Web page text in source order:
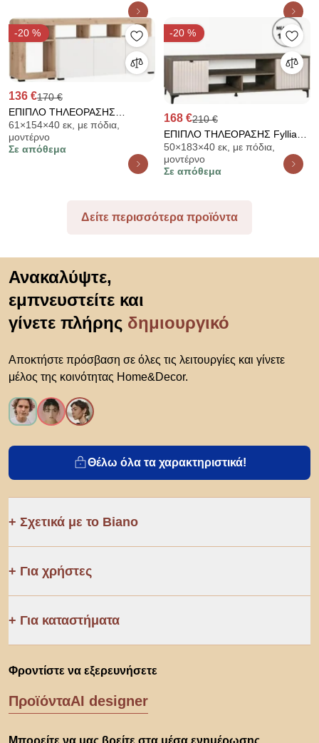
-20 %
136 €170 €
ΕΠΙΠΛΟ ΤΗΛΕΟΡΑΣΗΣ
ARGYLL TV 154 3K 1F1V OP
ΛΕΥΚΟ ΜΕ ARTISAN OAK
ΧΡΩΜΑ 154x40x61εκ 11015816
61×154×40 εκ, με πόδια,
μοντέρνο
Σε απόθεμα
-20 %
168 €210 €
ΕΠΙΠΛΟ ΤΗΛΕΟΡΑΣΗΣ Fylliana
Aura 183 2V TOBACCO ΜΕ
CASHMERE ΧΡΩΜΑ
183x50x40εκ 863-226-186
50×183×40 εκ, με πόδια,
μοντέρνο
Σε απόθεμα
Δείτε περισσότερα προϊόντα
Ανακαλύψτε,
εμπνευστείτε και
γίνετε πλήρης δημιουργικό
Αποκτήστε πρόσβαση σε όλες τις λειτουργίες και γίνετε
μέλος της κοινότητας Home&Decor.
Θέλω όλα τα χαρακτηριστικά!
Σχετικά με το Biano
Για χρήστες
Για καταστήματα
Φροντίστε να εξερευνήσετε
ΠροϊόνταAI designer